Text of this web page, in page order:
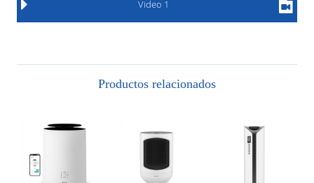
Video 1
Productos relacionados